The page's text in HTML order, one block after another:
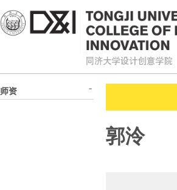
师资
郭泠